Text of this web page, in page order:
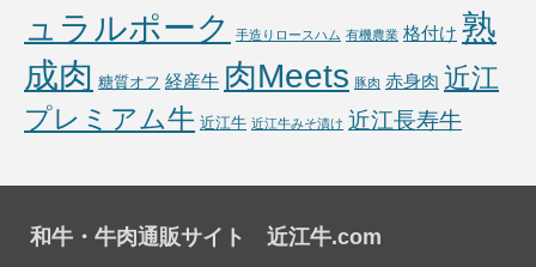
ュラルポーク
手造りロースハム 有機農業 格付け 熟
成肉 糖質オフ 経産牛 肉Meets 豚肉 赤身肉 近江
プレミアム牛 近江牛 近江牛みそ漬け 近江長寿牛
和牛・牛肉通販サイト 近江牛.com